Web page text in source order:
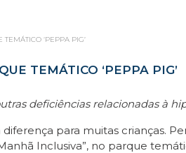
‘PEPPA PIG’
TEMÁTICO ‘PEPPA PIG’
deficiências relacionadas à
para muitas crianças.
Inclusiva”, no parque